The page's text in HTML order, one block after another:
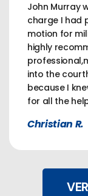
John Murray
charge I had
motion for
highly
into the
because I
for all the
Christian R.